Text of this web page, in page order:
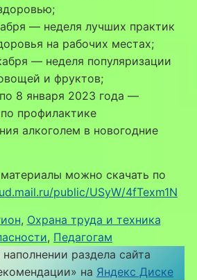
— неделя лучших практик
на рабочих местах;
— неделя популяризации
и фруктов;
8 января 2023 года —
профилактике
алкоголем в новогодние
можно скачать по
public/USyW/4fTexm1N
, Охрана труда и техника
, Педагогам
раздела сайта
на Яндекс Диске